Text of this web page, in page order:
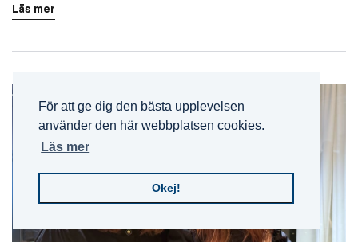
För att ge dig den bästa upplevelsen
använder den här webbplatsen cookies.
Läs mer
Okej!
Läs mer